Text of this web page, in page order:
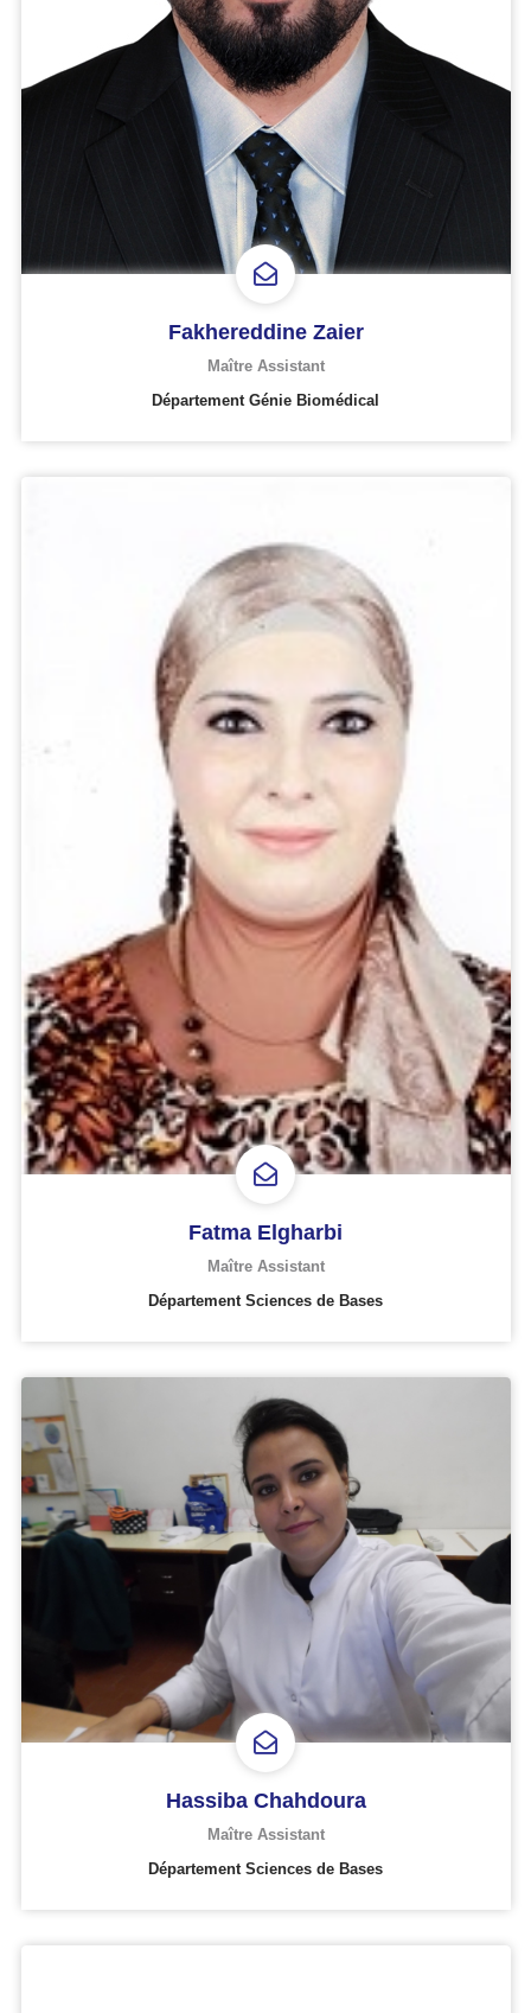
Fakhereddine Zaier
Maître Assistant
Département Génie Biomédical
Fatma Elgharbi
Maître Assistant
Département Sciences de Bases
Hassiba Chahdoura
Maître Assistant
Département Sciences de Bases